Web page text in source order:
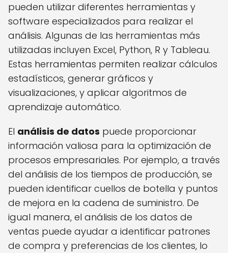
pueden utilizar diferentes herramientas y
software especializados para realizar el
análisis. Algunas de las herramientas más
utilizadas incluyen Excel, Python, R y Tableau.
Estas herramientas permiten realizar cálculos
estadísticos, generar gráficos y
visualizaciones, y aplicar algoritmos de
aprendizaje automático.
El análisis de datos puede proporcionar
información valiosa para la optimización de
procesos empresariales. Por ejemplo, a través
del análisis de los tiempos de producción, se
pueden identificar cuellos de botella y puntos
de mejora en la cadena de suministro. De
igual manera, el análisis de los datos de
ventas puede ayudar a identificar patrones
de compra y preferencias de los clientes, lo